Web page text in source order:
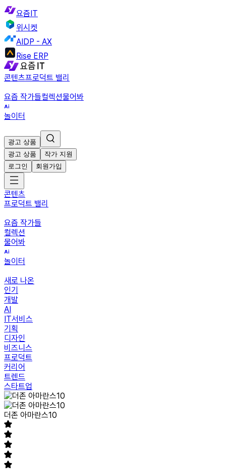
요즘IT
위시켓
AIDP - AX
Rise ERP
콘텐츠프로덕트 밸리
요즘 작가들컬렉션물어봐
놀이터
광고 상품
광고 상품
작가 지원
로그인
회원가입
콘텐츠
프로덕트 밸리
요즘 작가들
컬렉션
물어봐
놀이터
새로 나온
인기
개발
AI
IT서비스
기획
디자인
비즈니스
프로덕트
커리어
트렌드
스타트업
더존 아마란스10